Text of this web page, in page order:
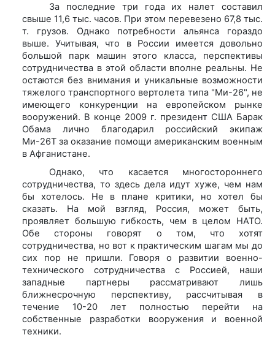
За последние три года их налет составил
свыше 11,6 тыс. часов. При этом перевезено 67,8 тыс.
т. грузов. Однако потребности альянса гораздо
выше. Учитывая, что в России имеется довольно
большой парк машин этого класса, перспективы
сотрудничества в этой области вполне реальны. Не
остаются без внимания и уникальные возможности
тяжелого транспортного вертолета типа "Ми-26", не
имеющего конкуренции на европейском рынке
вооружений. В конце 2009 г. президент США Барак
Обама лично благодарил российский экипаж
Ми-26Т за оказание помощи американским военным
в Афганистане.
Однако, что касается многостороннего
сотрудничества, то здесь дела идут хуже, чем нам
бы хотелось. Не в плане критики, но хотел бы
сказать. На мой взгляд, Россия, может быть,
проявляет большую гибкость, чем в целом НАТО.
Обе стороны говорят о том, что хотят
сотрудничества, но вот к практическим шагам мы до
сих пор не пришли. Говоря о развитии военно-
технического сотрудничества с Россией, наши
западные партнеры рассматривают лишь
ближнесрочную перспективу, рассчитывая в
течение 10-20 лет полностью перейти на
собственные разработки вооружения и военной
техники.